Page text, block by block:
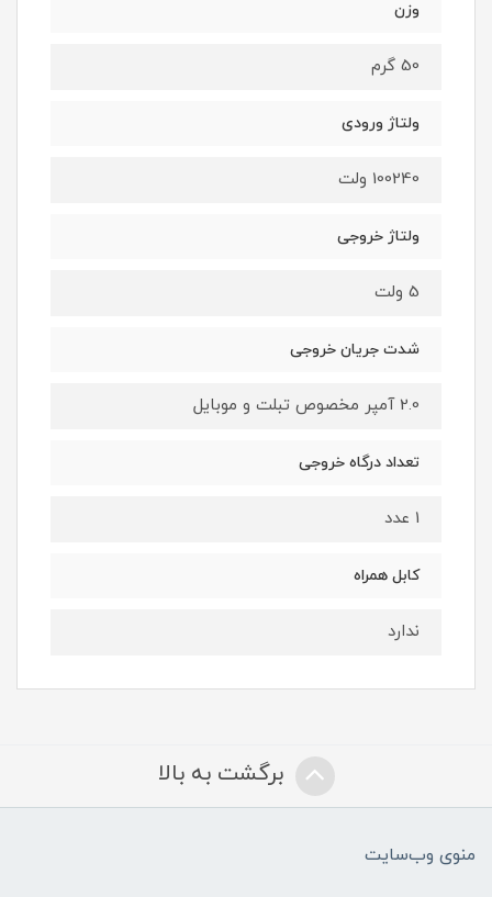
وزن
50 گرم
ولتاژ ورودی
100240 ولت
ولتاژ خروجی
5 ولت
شدت جریان خروجی
2.0 آمپر مخصوص تبلت و موبایل
تعداد درگاه خروجی
1 عدد
کابل همراه
ندارد
برگشت به بالا
منوی وب‌سایت